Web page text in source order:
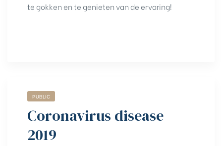
te gokken en te genieten van de ervaring!
PUBLIC
Coronavirus disease
2019